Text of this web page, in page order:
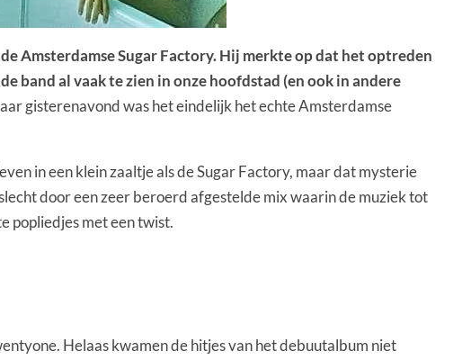
Amsterdamse Sugar Factory. Hij merkte op dat het optreden
band al vaak te zien in onze hoofdstad (en ook in andere
gisterenavond was het eindelijk het echte Amsterdamse
in een klein zaaltje als de Sugar Factory, maar dat mysterie
door een zeer beroerd afgestelde mix waarin de muziek tot
popliedjes met een twist.
Helaas kwamen de hitjes van het debuutalbum niet